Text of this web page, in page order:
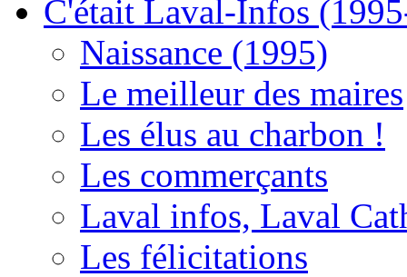
C'était Laval-Infos
Naissance (1995)
Le meilleur des maires
Les élus au charbon !
Les commerçants
Laval infos, Laval
Les félicitations